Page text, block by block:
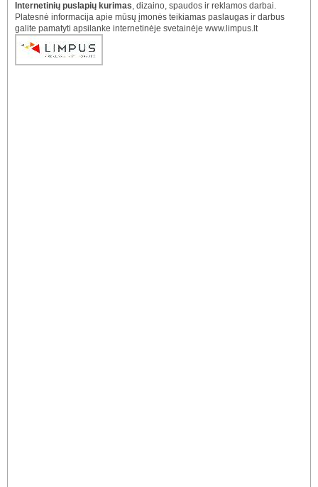
Internetinių puslapių kurimas, dizaino, spaudos ir reklamos darbai.
Platesnė informacija apie mūsų įmonės teikiamas paslaugas ir darbus
galite pamatyti apsilanke internetinėje svetainėje www.limpus.lt